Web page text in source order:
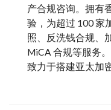
产合规咨询。拥有
验，为超过 100 家
照、反洗钱合规、
MiCA 合规等服务
致力于搭建亚太加